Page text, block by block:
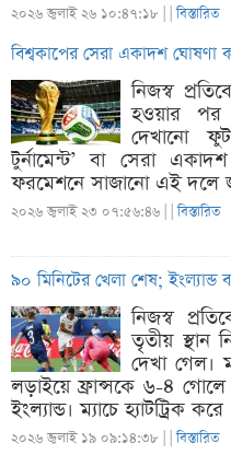
২০২৬ জুলাই ২৬ ১০:৪৭:১৮ | |বিস্তারিত
বিশ্বকাপের সেরা একাদশ ঘোষণা
নিজস্ব
হওয়ার পর
দেখানো
টুর্নামেন্ট’ বা সেরা
ফরমেশনে সাজানো এই দলে
২০২৬ জুলাই ২৩ ০৭:৫৬:৪৬ | |বিস্তারিত
৯০ মিনিটের খেলা শেষ;
নিজস্ব
তৃতীয় স্থান
দেখা গেল।
লড়াইয়ে ফ্রান্সকে ৬-৪ গোলে
ইংল্যান্ড। ম্যাচে হ্যাটট্রিক
২০২৬ জুলাই ১৯ ০৯:১৪:৩৮ | |বিস্তারিত